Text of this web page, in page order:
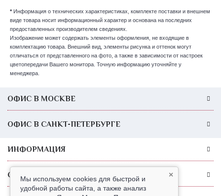
* Информация о технических характеристиках, комплекте поставки и внешнем
виде товара носит информационный характер и основана на последних
предоставленных производителем сведениях.
Изображение может содержать элементы оформления, не входящие в
комплектацию товара. Внешний вид, элементы рисунка и оттенок могут
отличаться от представленного на фото, а также в зависимости от настроек
цветопередачи Вашего монитора. Точную информацию уточняйте у
менеджера.
ОФИС В МОСКВЕ
ОФИС В САНКТ-ПЕТЕРБУРГЕ
ИНФОРМАЦИЯ
СЛУЖБА ПОДДЕРЖКИ ×
Мы используем cookies для быстрой и
удобной работы сайта, а также анализ